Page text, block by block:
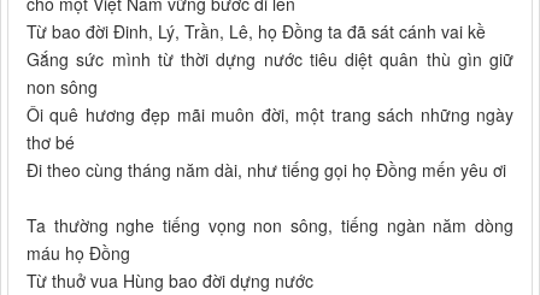
Từ bao đời Đinh, Lý, Trần, Lê, họ Đồng ta đã sát cánh vai kề
Gắng sức mình từ thời dựng nước tiêu diệt quân thù gìn giữ
non sông
Ôi quê hương đẹp mãi muôn đời, một trang sách những ngày
thơ bé
Đi theo cùng tháng năm dài, như tiếng gọi họ Đồng mến yêu ơi
Ta thường nghe tiếng vọng non sông, tiếng ngàn năm dòng
máu họ Đồng
Từ thuở vua Hùng bao đời dựng nước